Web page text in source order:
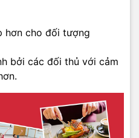
hơn cho đối tượng
bởi các đối thủ với cảm